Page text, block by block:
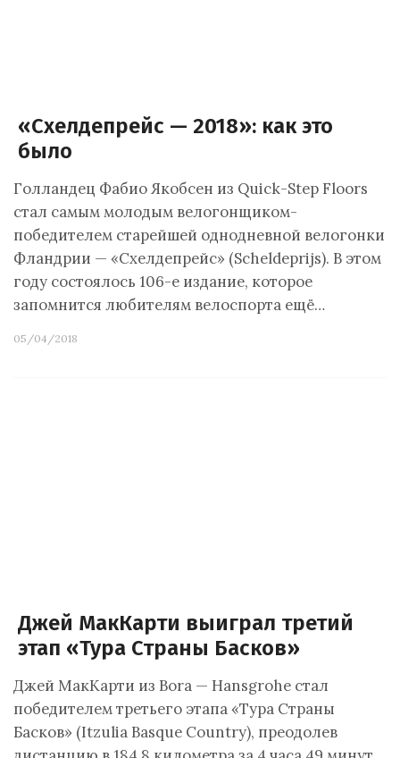
«Схелдепрейс — 2018»: как это
было
Голландец Фабио Якобсен из Quick-Step Floors
стал самым молодым велогонщиком-
победителем старейшей однодневной велогонки
Фландрии — «Схелдепрейс» (Scheldeprijs). В этом
году состоялось 106-е издание, которое
запомнится любителям велоспорта ещё…
05/04/2018
Джей МакКарти выиграл третий
этап «Тура Страны Басков»
Джей МакКарти из Bora — Hansgrohe стал
победителем третьего этапа «Тура Страны
Басков» (Itzulia Basque Country), преодолев